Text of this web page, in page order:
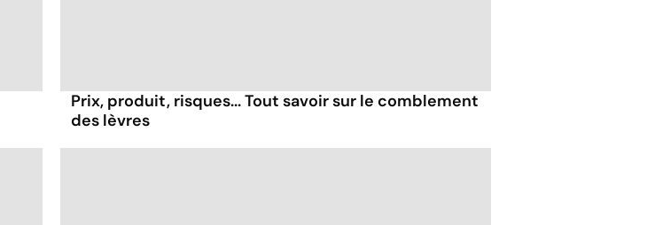
Prix, produit, risques... Tout savoir sur le comblement
des lèvres